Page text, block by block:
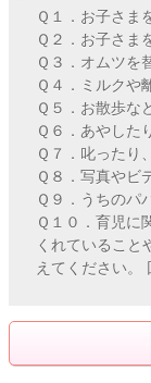
Ｑ１．お子さま
Ｑ２．お子さま
Ｑ３．オムツを
Ｑ４．ミルクや
Ｑ５．お散歩な
Ｑ６．あやした
Ｑ７．叱ったり
Ｑ８．写真やビ
Ｑ９．うちのパ
Ｑ１０．育児に
くれていること
えてください。